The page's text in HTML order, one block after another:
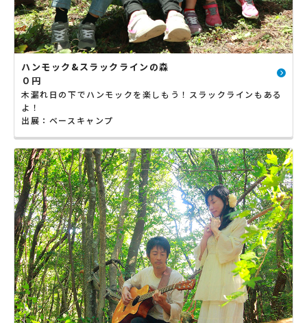
ハンモック&スラックラインの森
０円
木漏れ日の下でハンモックを楽しもう！スラックラインもある
よ！
出展：ベースキャンプ